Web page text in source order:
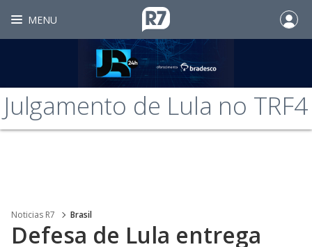
MENU
Julgamento de Lula no TRF4
Noticias R7 Brasil
Defesa de Lula entrega